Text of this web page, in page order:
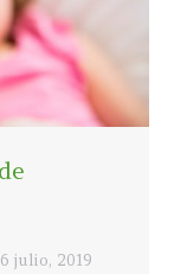
6 julio, 2019